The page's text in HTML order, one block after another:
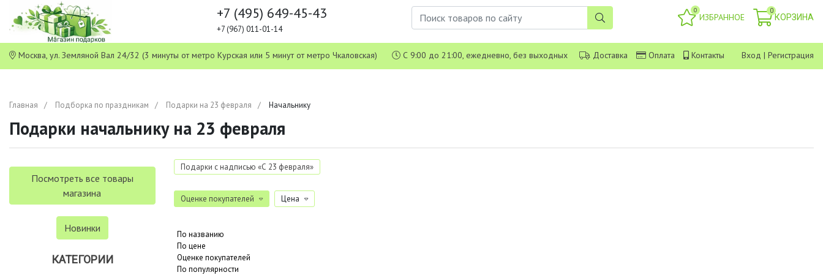
+7 (495) 649-45-43
+7 (967) 011-01-14
0
ИЗБРАННОЕ
0
КОРЗИНА
Москва, ул. Земляной Вал 24/32 (3 минуты от метро Курская или 5 минут от метро Чкаловская) С 9:00 до 21:00, ежедневно, без выходных Доставка Оплата Контакты Вход | Регистрация
Главная Подборка по праздникам Подарки на 23 февраля Начальнику
Подарки начальнику на 23 февраля
Посмотреть все товары
магазина
Новинки
КАТЕГОРИИ
Подарки с надписью «С 23 февраля»
Оценке покупателей Цена
По названию
По цене
Оценке покупателей
По популярности